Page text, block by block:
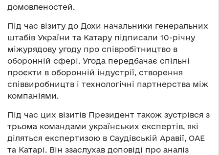
домовленостей.
Під час візиту до Дохи начальники генеральних
штабів України та Катару підписали 10-річну
міжурядову угоду про співробітництво в
оборонній сфері. Угода передбачає спільні
проєкти в оборонній індустрії, створення
співвиробництв і технологічні партнерства між
компаніями.
Під час цих візитів Президент також зустрівся з
трьома командами українських експертів, які
діляться експертизою в Саудівській Аравії, ОАЕ
та Катарі. Він ззаслухав доповіді про аналіз